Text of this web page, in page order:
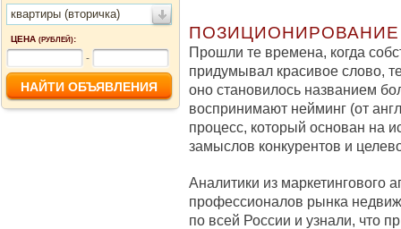
квартиры (вторичка)
ЦЕНА (РУБЛЕЙ):
-
Прошли те времена, когда
придумывал красивое слово,
оно становилось названием
воспринимают нейминг (от
процесс, который основан на
замыслов конкурентов и
Аналитики из маркетингового
профессионалов рынка
по всей России и узнали, что